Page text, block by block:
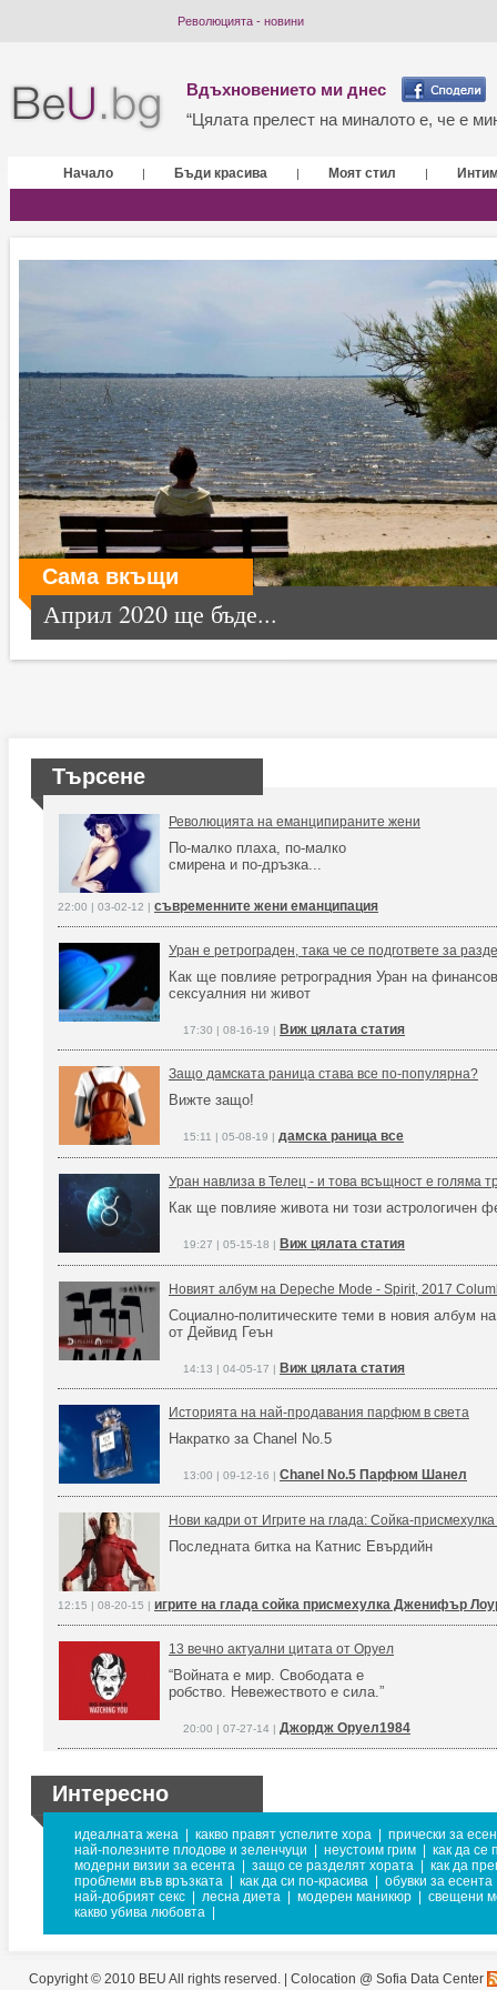
Революцията - новини
Вдъхновението ми днес
“Цялата прелест на миналото е, че е
Начало | Бъди красива | Моят стил |
Сама вкъщи
Април 2020 ще бъде...
Търсене
Революцията на еманципираните жени
По-малко плаха, по-малко
смирена и по-дръзка...
22:00 | 03-02-12 | съвременните жени еманципация
Уран е ретрограден, така че се подгответе за
Как ще повлияе ретроградния Уран на
сексуалния ни живот
17:30 | 08-16-19 | Виж цялата статия
Защо дамската раница става все по-популярна?
Вижте защо!
15:11 | 05-08-19 | дамска раница все
Уран навлиза в Телец - и това всъщност е голяма
Как ще повлияе живота ни този астрологичен
19:27 | 05-15-18 | Виж цялата статия
Новият албум на Depeche Mode - Spirit, 2017
Социално-политическите теми в новия албум
от Дейвид Геън
14:13 | 04-05-17 | Виж цялата статия
Историята на най-продавания парфюм в света
Накратко за Chanel No.5
13:00 | 09-12-16 | Chanel No.5 Парфюм Шанел
Нови кадри от Игрите на глада: Сойка-присмехулка
Последната битка на Катнис Евърдийн
12:15 | 08-20-15 | игрите на глада сойка присмехулка Дженифър
13 вечно актуални цитата от Оруел
“Войната е мир. Свободата е
робство. Невежеството е сила.”
20:00 | 07-27-14 | Джордж Оруел1984
Интересно
идеалната жена какво правят успелите хора
прически за
най-полезните плодове и зеленчуци
неустоим грим
как да се
модерни визии за есента
защо се разделят хората
как да
проблеми във връзката
как да си по-красива
обувки за есента
най-добрият секс
лесна диета модерен маникюр
свещени
какво убива любовта
Copyright © 2010 BEU All rights reserved. | Colocation @ Sofia Data Center